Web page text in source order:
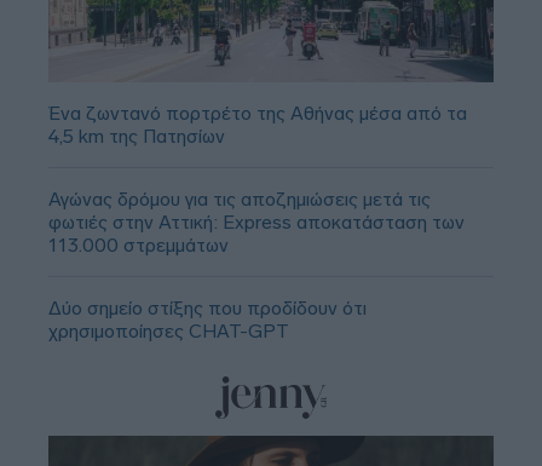
Ένα ζωντανό πορτρέτο της Αθήνας μέσα από τα
4,5 km της Πατησίων
Αγώνας δρόμου για τις αποζημιώσεις μετά τις
φωτιές στην Αττική: Express αποκατάσταση των
113.000 στρεμμάτων
Δύο σημείο στίξης που προδίδουν ότι
χρησιμοποίησες CHAT-GPT